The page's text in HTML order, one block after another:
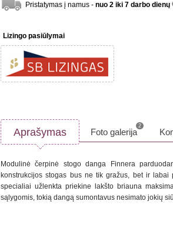
Pristatymas į namus - nuo 2 iki 7 darbo dienų
Lizingo pasiūlymai
Aprašymas Foto galerija
2
Modulinė čerpinė stogo danga Finnera
konstrukcijos stogas bus ne tik gražus, bet ir
specialiai užlenkta priekine lakšto briauna
sąlygomis, tokią dangą sumontavus nesimato jokių